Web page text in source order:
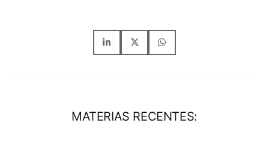
MATERIAS RECENTES: